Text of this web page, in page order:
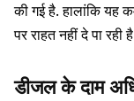
की गई है. हालांकि यह
पर राहत नहीं दे पा रही
डीजल के दाम